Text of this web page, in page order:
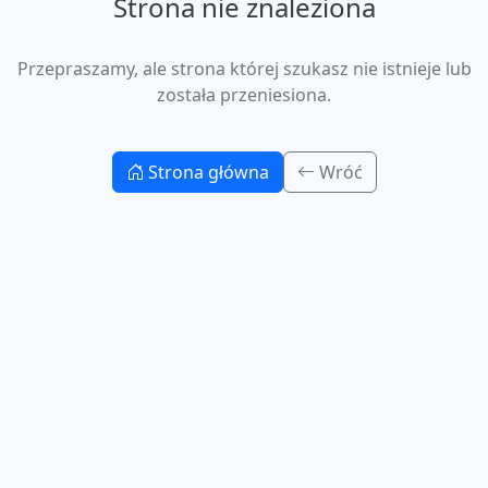
Przepraszamy, ale strona której szukasz nie istnieje lub
została przeniesiona.
Strona główna Wróć